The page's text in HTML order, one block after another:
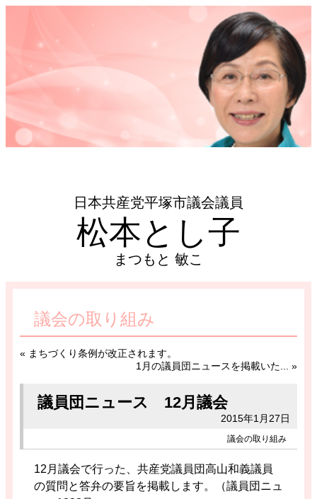
松本とし子
まつもと 敏こ
日本共産党平塚市議会議員
議会の取り組み
« まちづくり条例が改正されます。
1月の議員団ニュースを掲載いた...
»
議員団ニュース 12月議会
2015年1月27日
議会の取り組み
12月議会で行った、共産党議員団高山和義議員
の質問と答弁の要旨を掲載します。（議員団ニュ